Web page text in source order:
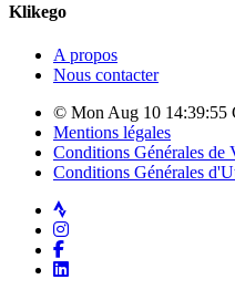
Klikego
A propos
Nous contacter
© Mon Aug 10 14:39:55
Mentions légales
Conditions Générales de
Conditions Générales
Strava
Instagram
Facebook
LinkedIn